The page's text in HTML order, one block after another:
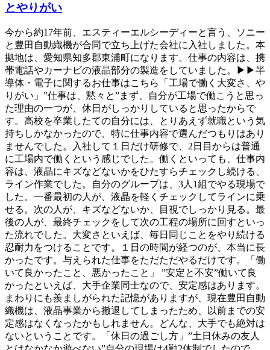
とやりがい
今から約17年前、エスティーエルシーディーと言う、ソニー
と豊田自動織機が合同で立ち上げた会社に入社しました。本
拠地は、愛知県知多郡東浦町になります。仕事の内容は、携
帯電話やカーナビの液晶部分の製造をしていました。▶▶半
導体・電子に関するお仕事はこちら「工場で働く大変さ、や
りがい」”仕事は、黙々と”まず、自分が工場で働こうと思っ
た理由の一つが、休日がしっかりしていると思ったからで
す。高校を卒業したての自分には、とりあえず就職という気
持ちしかなかったので、特に仕事内容で選んだつもりはあり
ませんでした。入社して１日だけ研修で、2日目からは普通
に工場内で働くという感じでした。働くといっても、仕事内
容は、液晶にキズなどないかをひたすらチェックし続ける、
ライン作業でした。自分のグループは、3人1組でやる現場で
した。一番最初の人が、液晶を軽くチェックしてラインに乗
せる。次の人が、キズなどないか、目視でしっかり見る。最
後の人が、最終チェックをして次の工程の場所に回すといっ
た流れでした。大変さといえば、毎日同じことをやり続ける
忍耐力をつけることです。１日の時間が経つのが、本当に長
かったです。与えられた仕事をただただやるだけです。「働
いて良かったこと、悪かったこと」 ”安定と不安”働いて良
かったといえば、大手企業同士なので、安定感はあります。
まわりにも羨ましがられた記憶がありますが、現在豊田自動
織機は、液晶事業から撤退してしまったため、以前までの安
定感はなくなったかもしれません。どんな、大手でも絶対は
ないということです。「休日の過ごし方」”土日休みの友人